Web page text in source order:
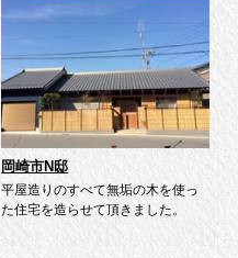
岡崎市N邸
平屋造りのすべて無垢の木を使っ
た住宅を造らせて頂きました。